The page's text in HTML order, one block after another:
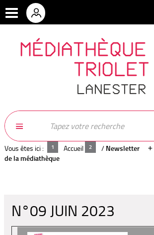
TRIOLET
LANESTER
Vous êtes ici : Accueil / Newsletter
de la médiathèque
N°09 JUIN 2023